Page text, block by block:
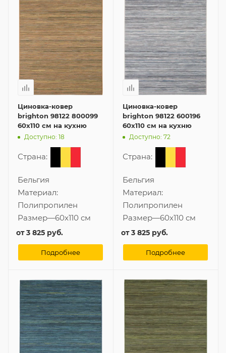
Циновка-ковер
brighton 98122 800099
60x110 см на кухню
Доступно: 18
Страна:
Бельгия
Материал:
Полипропилен
Размер—60x110 см
от3 825 руб.
Подробнее
Циновка-ковер
brighton 98122 600196
60x110 см на кухню
Доступно: 72
Страна:
Бельгия
Материал:
Полипропилен
Размер—60x110 см
от3 825 руб.
Подробнее